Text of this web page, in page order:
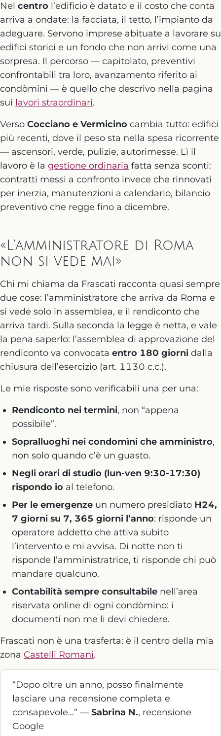
Nel centro l’edificio è datato e il costo che conta
arriva a ondate: la facciata, il tetto, l’impianto da
adeguare. Servono imprese abituate a lavorare su
edifici storici e un fondo che non arrivi come una
sorpresa. Il percorso — capitolato, preventivi
confrontabili tra loro, avanzamento riferito ai
condòmini — è quello che descrivo nella pagina
sui lavori straordinari.
Verso Cocciano e Vermicino cambia tutto: edifici
più recenti, dove il peso sta nella spesa ricorrente
— ascensori, verde, pulizie, autorimesse. Lì il
lavoro è la gestione ordinaria fatta senza sconti:
contratti messi a confronto invece che rinnovati
per inerzia, manutenzioni a calendario, bilancio
preventivo che regge fino a dicembre.
«L’amministratore di Roma
non si vede mai»
Chi mi chiama da Frascati racconta quasi sempre
due cose: l’amministratore che arriva da Roma e
si vede solo in assemblea, e il rendiconto che
arriva tardi. Sulla seconda la legge è netta, e vale
la pena saperlo: l’assemblea di approvazione del
rendiconto va convocata entro 180 giorni dalla
chiusura dell’esercizio (art. 1130 c.c.).
Le mie risposte sono verificabili una per una:
Rendiconto nei termini, non “appena
possibile”.
Sopralluoghi nei condomìni che amministro,
non solo quando c’è un guasto.
Negli orari di studio (lun-ven 9:30-17:30)
rispondo io al telefono.
Per le emergenze un numero presidiato H24,
7 giorni su 7, 365 giorni l’anno: risponde un
operatore addetto che attiva subito
l’intervento e mi avvisa. Di notte non ti
risponde l’amministratrice, ti risponde chi può
mandare qualcuno.
Contabilità sempre consultabile nell’area
riservata online di ogni condòmino: i
documenti non me li devi chiedere.
Frascati non è una trasferta: è il centro della mia
zona Castelli Romani.
“Dopo oltre un anno, posso finalmente
lasciare una recensione completa e
consapevole…” — Sabrina N., recensione
Google